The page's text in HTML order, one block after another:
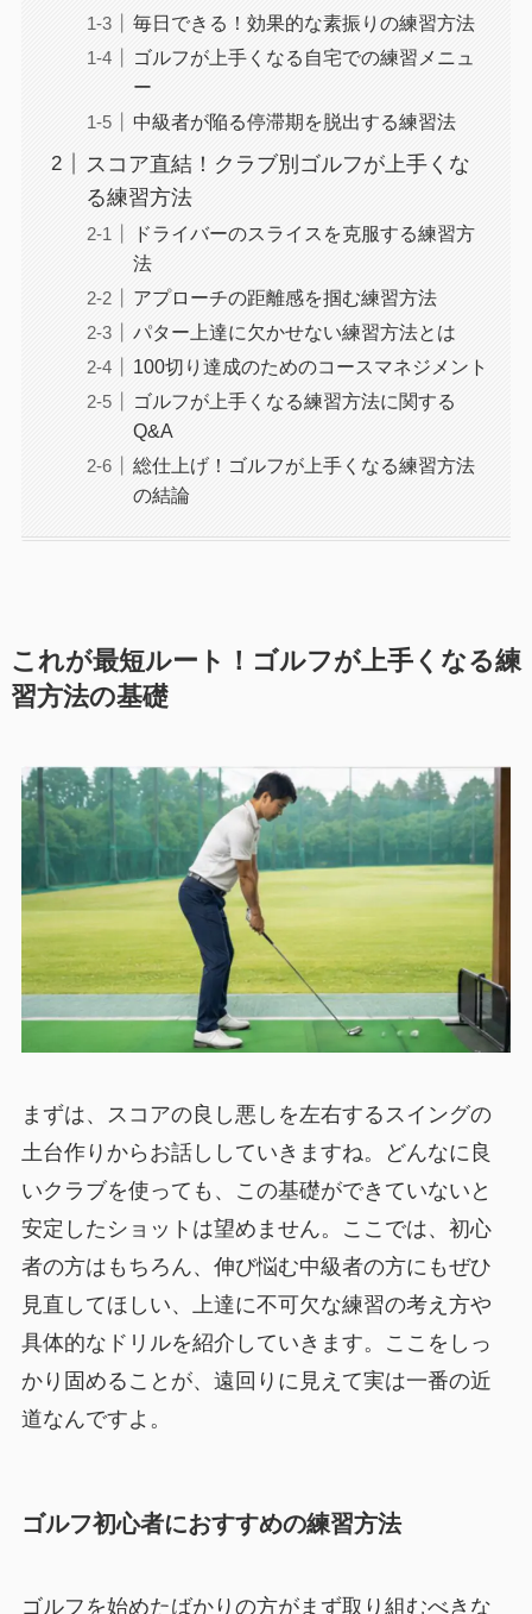
毎日できる！効果的な素振りの練習方法
ゴルフが上手くなる自宅での練習メニュ
ー
中級者が陥る停滞期を脱出する練習法
スコア直結！クラブ別ゴルフが上手くな
る練習方法
ドライバーのスライスを克服する練習方
法
アプローチの距離感を掴む練習方法
パター上達に欠かせない練習方法とは
100切り達成のためのコースマネジメント
ゴルフが上手くなる練習方法に関する
Q&A
総仕上げ！ゴルフが上手くなる練習方法
の結論
これが最短ルート！ゴルフが上手くなる練
習方法の基礎
まずは、スコアの良し悪しを左右するスイングの
土台作りからお話ししていきますね。どんなに良
いクラブを使っても、この基礎ができていないと
安定したショットは望めません。ここでは、初心
者の方はもちろん、伸び悩む中級者の方にもぜひ
見直してほしい、上達に不可欠な練習の考え方や
具体的なドリルを紹介していきます。ここをしっ
かり固めることが、遠回りに見えて実は一番の近
道なんですよ。
ゴルフ初心者におすすめの練習方法
ゴルフを始めたばかりの方がまず取り組むべきな